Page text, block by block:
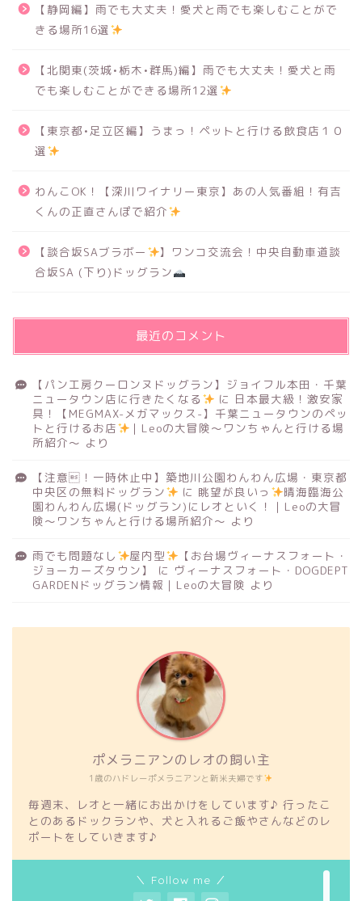
【静岡編】雨でも大丈夫！愛犬と雨でも楽しむことがで
きる場所16選
【北関東(茨城•栃木•群馬)編】雨でも大丈夫！愛犬と雨
でも楽しむことができる場所12選
【東京都•足立区編】うまっ！ペットと行ける飲食店１０
選
わんこOK！【深川ワイナリー東京】あの人気番組！有吉
くんの正直さんぽで紹介
【談合坂SAブラボー
】ワンコ交流会！中央自動車道談
合坂SA (下り)ドッグラン
最近のコメント
【パン工房クーロンヌドッグラン】ジョイフル本田・千葉
ニュータウン店に行きたくなる
に 日本最大級！激安家
具！【MEGMAX-メガマックス-】千葉ニュータウンのペッ
トと行けるお店
｜Leoの大冒険〜ワンちゃんと行ける場
所紹介〜 より
【注意！一時休止中】築地川公園わんわん広場・東京都
中央区の無料ドッグラン
に 眺望が良いっ
晴海臨海公
園わんわん広場(ドッグラン)にレオといく！｜Leoの大冒
険〜ワンちゃんと行ける場所紹介〜 より
雨でも問題なし 屋内型
【お台場ヴィーナスフォート・
ジョーカーズタウン】
に ヴィーナスフォート・DOGDEPT
GARDENドッグラン情報｜Leoの大冒険 より
1歳のハドレーポメラニアンと新米夫婦です
ポメラニアンのレオの飼い主
毎週末、レオと一緒にお出かけをしています♪ 行ったこ
とのあるドックランや、犬と入れるご飯やさんなどのレ
ポートをしていきます♪
＼ Follow me ／